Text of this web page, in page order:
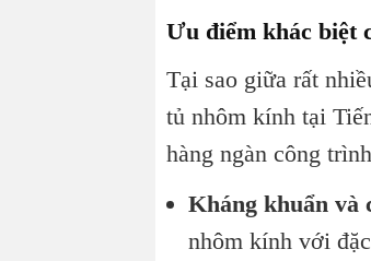
Ưu điểm khác
Tại sao giữa rất
tủ nhôm kính tại
hàng ngàn công
Kháng khuẩn và
nhôm kính với